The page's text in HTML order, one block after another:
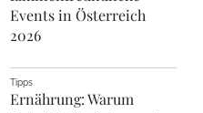
Events in Österreich
2026
Tipps
Ernährung: Warum